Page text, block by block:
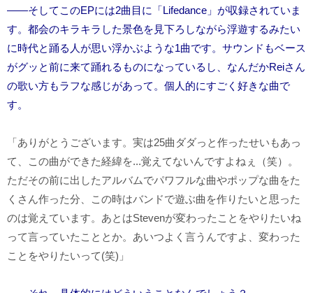
――そしてこのEPには2曲目に「Lifedance」が収録されていま
す。都会のキラキラした景色を見下ろしながら浮遊するみたい
に時代と踊る人が思い浮かぶような1曲です。サウンドもベース
がグッと前に来て踊れるものになっているし、なんだかReiさん
の歌い方もラフな感じがあって。個人的にすごく好きな曲で
す。
「ありがとうございます。実は25曲ダダっと作ったせいもあっ
て、この曲ができた経緯を...覚えてないんですよねぇ（笑）。
ただその前に出したアルバムでパワフルな曲やポップな曲をた
くさん作った分、この時はバンドで遊ぶ曲を作りたいと思った
のは覚えています。あとはStevenが変わったことをやりたいね
って言っていたこととか。あいつよく言うんですよ、変わった
ことをやりたいって(笑) 」